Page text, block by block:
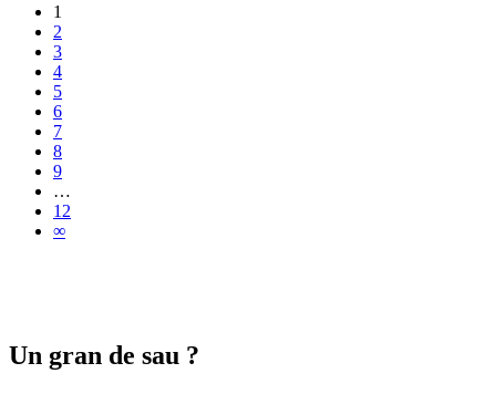
1
2
3
4
5
6
7
8
9
…
12
∞
Un gran de sau ?